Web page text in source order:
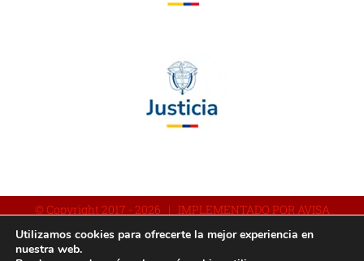
© Copyright 2017 - 2026 | IMPLEMENTADO POR AVISA
Utilizamos cookies para ofrecerte la mejor experiencia en
nuestra web.